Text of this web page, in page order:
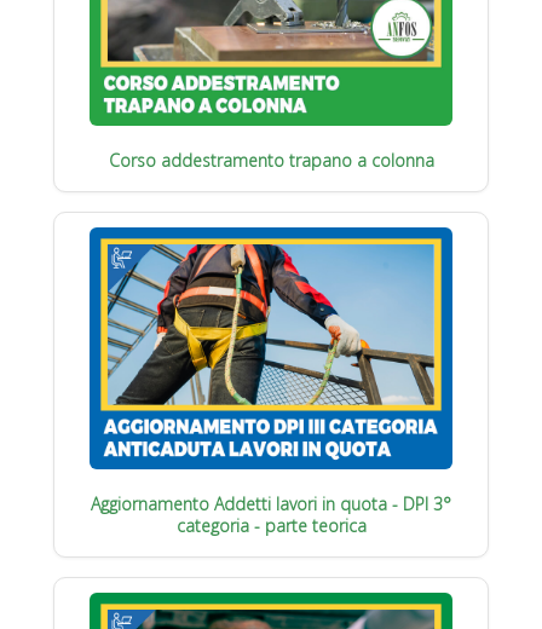
Corso addestramento trapano a colonna
Aggiornamento Addetti lavori in quota - DPI 3°
categoria - parte teorica